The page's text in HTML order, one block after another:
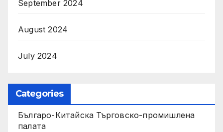
September 2024
August 2024
July 2024
Categories
Българо-Китайска Търговско-промишлена
палaта